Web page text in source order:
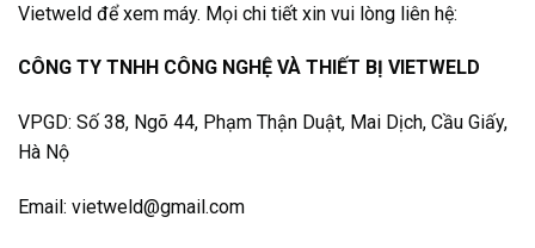
Vietweld để xem máy. Mọi chi tiết xin vui lòng liên hệ:
CÔNG TY TNHH CÔNG NGHỆ VÀ THIẾT BỊ VIETWELD
VPGD: Số 38, Ngõ 44, Phạm Thận Duật, Mai Dịch, Cầu Giấy,
Hà Nộ
Email: vietweld@gmail.com